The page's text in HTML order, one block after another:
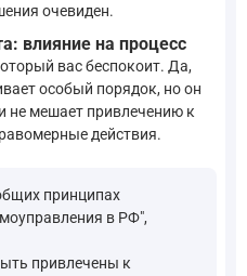
очевиден.
влияние на процесс
вас беспокоит. Да,
особый порядок, но он
и не мешает привлечению к
действия.
принципах
в РФ",
привлечены к